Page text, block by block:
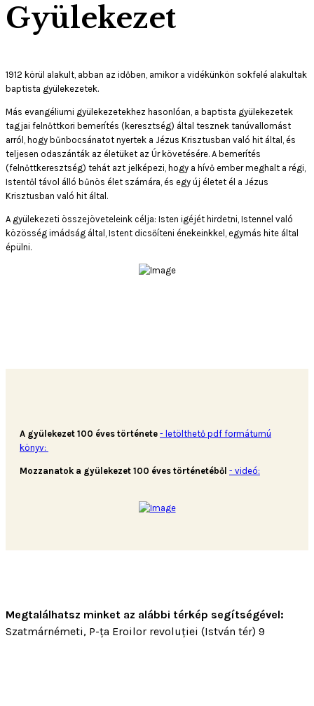
Gyülekezet
1912 körül alakult, abban az időben, amikor a vidékünkön sokfelé alakultak
baptista gyülekezetek.
Más evangéliumi gyülekezetekhez hasonlóan, a baptista gyülekezetek
tagjai felnőttkori bemerítés (keresztség) által tesznek tanúvallomást
arról, hogy bűnbocsánatot nyertek a Jézus Krisztusban való hit által, és
teljesen odaszánták az életüket az Úr követésére. A bemerítés
(felnőttkeresztség) tehát azt jelképezi, hogy a hívő ember meghalt a régi,
Istentől távol álló bűnös élet számára, és egy új életet él a Jézus
Krisztusban való hit által.
A gyülekezeti összejöveteleink célja: Isten igéjét hirdetni, Istennel való
közösség imádság által, Istent dicsőíteni énekeinkkel, egymás hite által
épülni.
A gyülekezet 100 éves története - letölthető pdf formátumú
könyv:
Mozzanatok a gyülekezet 100 éves történetéből - videó:
Megtalálhatsz minket az alábbi térkép segítségével:
Szatmárnémeti, P-ța Eroilor revoluției (István tér) 9